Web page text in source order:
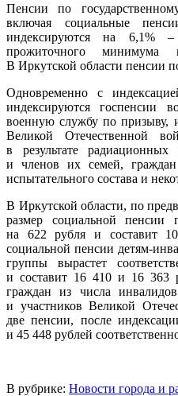
Пенсии по
включая социальные
индексируются на 6,1%
прожиточного
В Иркутской области пенсии
Одновременно с
индексируются госпенсии
военную службу по призыву,
Великой Отечественной
в результате
и членов их семей,
испытательного состава и
В Иркутской области, по
размер социальной пенсии
на 622 рубля и составит
социальной пенсии детям-
группы вырастет
и составит 16 410 и 16 363
граждан из числа
и участников Великой
две пенсии, после
и 45 448 рублей
В рубрике: Новости города и